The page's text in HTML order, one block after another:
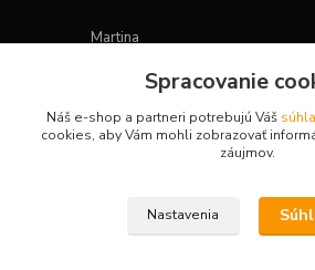
Martina
(Po-Pia, 7-15 hod.)
obchod.hsport@gmail.com
Spracovanie
Náš e-shop a partneri potrebujú Váš
cookies, aby Vám mohli zobrazovať
záujmov.
Nastavenia